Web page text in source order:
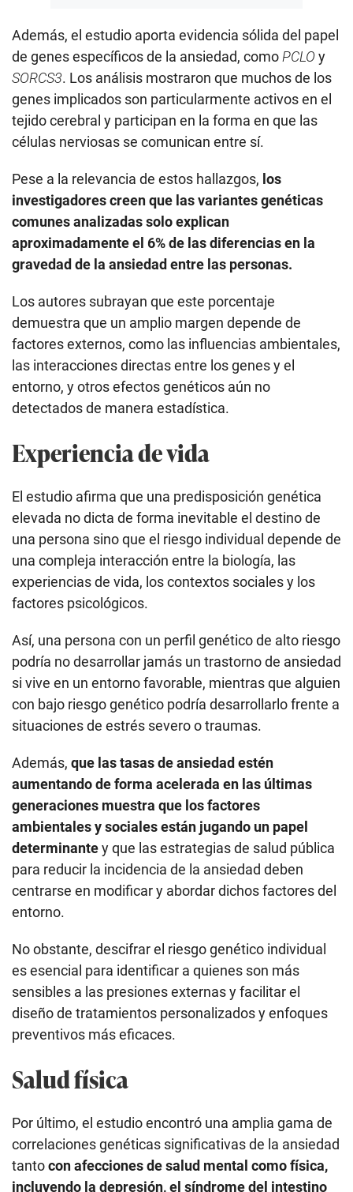
Además, el estudio aporta evidencia sólida del papel
de genes específicos de la ansiedad, como PCLOy
SORCS3. Los análisis mostraron que muchos de los
genes implicados son particularmente activos en el
tejido cerebral y participan en la forma en que las
células nerviosas se comunican entre sí.
Pese a la relevancia de estos hallazgos, los
investigadores creen que las variantes genéticas
comunes analizadas solo explican
aproximadamente el 6% de las diferencias en la
gravedad de la ansiedad entre las personas.
Los autores subrayan que este porcentaje
demuestra que un amplio margen depende de
factores externos, como las influencias ambientales,
las interacciones directas entre los genes y el
entorno, y otros efectos genéticos aún no
detectados de manera estadística.
Experiencia de vida
El estudio afirma que una predisposición genética
elevada no dicta de forma inevitable el destino de
una persona sino que el riesgo individual depende de
una compleja interacción entre la biología, las
experiencias de vida, los contextos sociales y los
factores psicológicos.
Así, una persona con un perfil genético de alto riesgo
podría no desarrollar jamás un trastorno de ansiedad
si vive en un entorno favorable, mientras que alguien
con bajo riesgo genético podría desarrollarlo frente a
situaciones de estrés severo o traumas.
Además, que las tasas de ansiedad estén
aumentando de forma acelerada en las últimas
generaciones muestra que los factores
ambientales y sociales están jugando un papel
determinantey que las estrategias de salud pública
para reducir la incidencia de la ansiedad deben
centrarse en modificar y abordar dichos factores del
entorno.
No obstante, descifrar el riesgo genético individual
es esencial para identificar a quienes son más
sensibles a las presiones externas y facilitar el
diseño de tratamientos personalizados y enfoques
preventivos más eficaces.
Salud física
Por último, el estudio encontró una amplia gama de
correlaciones genéticas significativas de la ansiedad
tantocon afecciones de salud mental como física,
incluyendo la depresión, el síndrome del intestino